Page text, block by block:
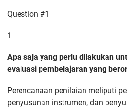
Question #1
1
Apa saja yang perlu dilakukan
evaluasi pembelajaran yang
Perencanaan penilaian meliputi
penyusunan instrumen, dan